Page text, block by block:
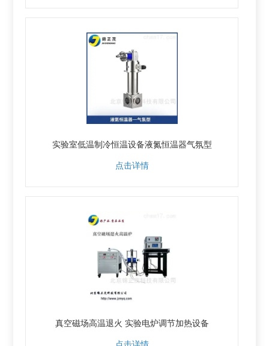
实验室低温制冷恒温设备液氮恒温器气氛型
点击详情
真空磁场高温退火 实验电炉调节加热设备